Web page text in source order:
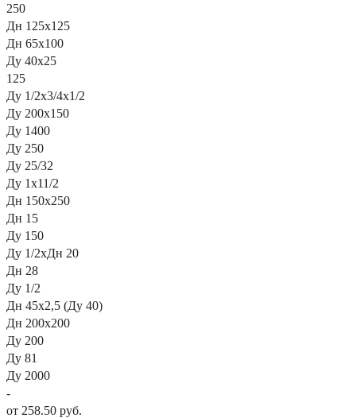
250
Дн 125х125
Дн 65х100
Ду 40х25
125
Ду 1/2х3/4х1/2
Ду 200х150
Ду 1400
Ду 250
Ду 25/32
Ду 1х11/2
Дн 150х250
Дн 15
Ду 150
Ду 1/2хДн 20
Дн 28
Ду 1/2
Дн 45х2,5 (Ду 40)
Дн 200х200
Ду 200
Ду 81
Ду 2000
-
от 258.50 руб.